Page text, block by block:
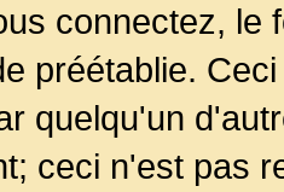
connectez, le
préétablie.
quelqu'un
ceci n'est pas